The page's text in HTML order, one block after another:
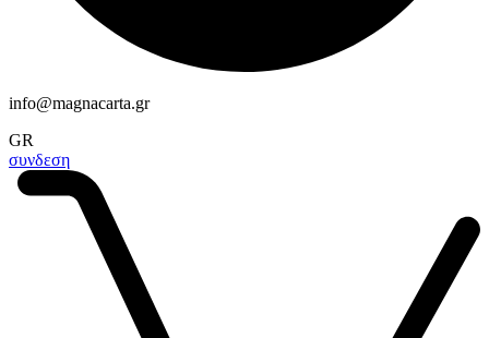
info@magnacarta.gr
GR
συνδεση